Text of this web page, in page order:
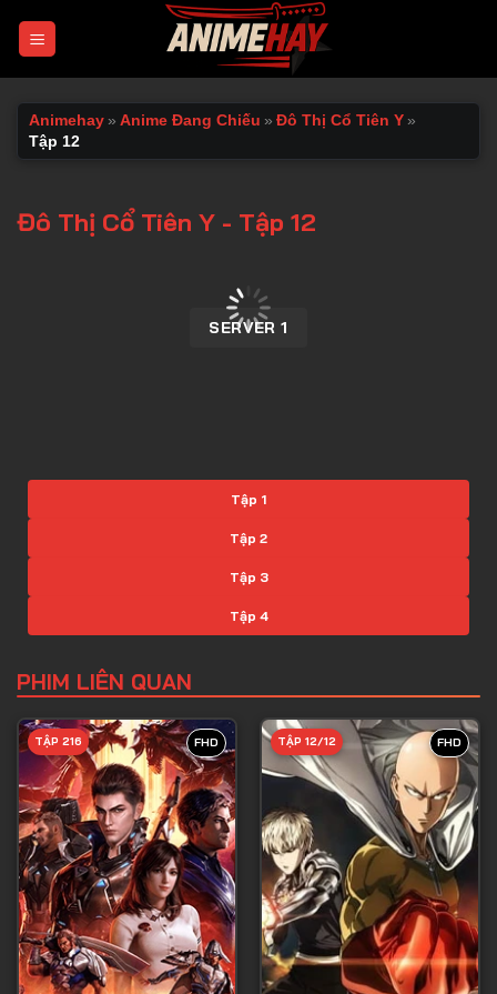
Animehay » Anime Đang Chiếu » Đô Thị Cổ Tiên Y »
Tập 12
Đô Thị Cổ Tiên Y - Tập 12
SERVER 1
Tập 1
Tập 2
Tập 3
Tập 4
Tập 6
Tập 7
Tập 8
Tập 9
Tập 10
Tập 11
Tập 12
Tập 13
PHIM LIÊN QUAN
FHD
TẬP 216 FHD
TẬP 12/12